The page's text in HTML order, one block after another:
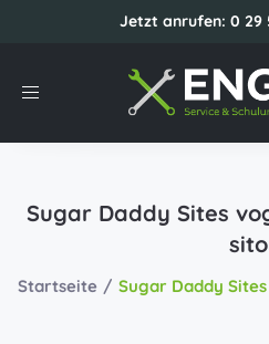
Jetzt anrufen: 0 29
Toggle
Sugar Daddy Sites
sito
Startseite Sugar Daddy